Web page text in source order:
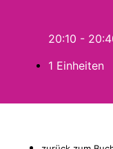
20:10 -
1 Einheiten